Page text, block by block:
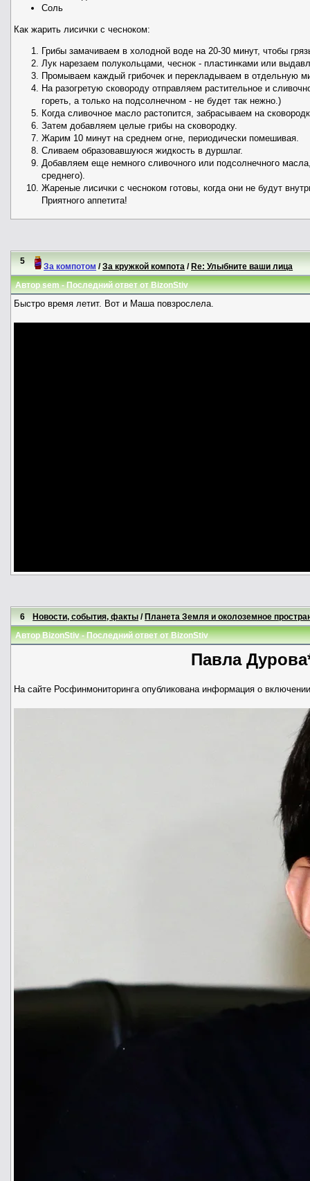
Соль
Как жарить лисички с чесноком:
Грибы замачиваем в холодной воде на 20-30 минут, чтобы
Лук нарезаем полукольцами, чеснок - пластинками или
Промываем каждый грибочек и перекладываем в отдельную
На разогретую сковороду отправляем растительное и
гореть, а только на подсолнечном - не будет так нежно.)
Когда сливочное масло растопится, забрасываем на
Затем добавляем целые грибы на сковородку.
Жарим 10 минут на среднем огне, периодически помешивая.
Сливаем образовавшуюся жидкость в дуршлаг.
Добавляем еще немного сливочного или подсолнечного
среднего).
Жареные лисички с чесноком готовы, когда они не будут
Приятного аппетита!
5
За компотом /За кружкой компота / Re: Улыбните ваши лица
Авторsem- Последний ответ отBizonStiv
Быстро время летит. Вот и Маша повзрослела.
6 Новости, события, факты / Планета Земля и околоземное
АвторBizonStiv- Последний ответ отBizonStiv
Павла
На сайте Росфинмониторинга опубликована информация о